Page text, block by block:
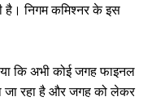
है। निगम कमिश्नर के इस
कि अभी कोई जगह फाइनल
जा रहा है और जगह को लेकर